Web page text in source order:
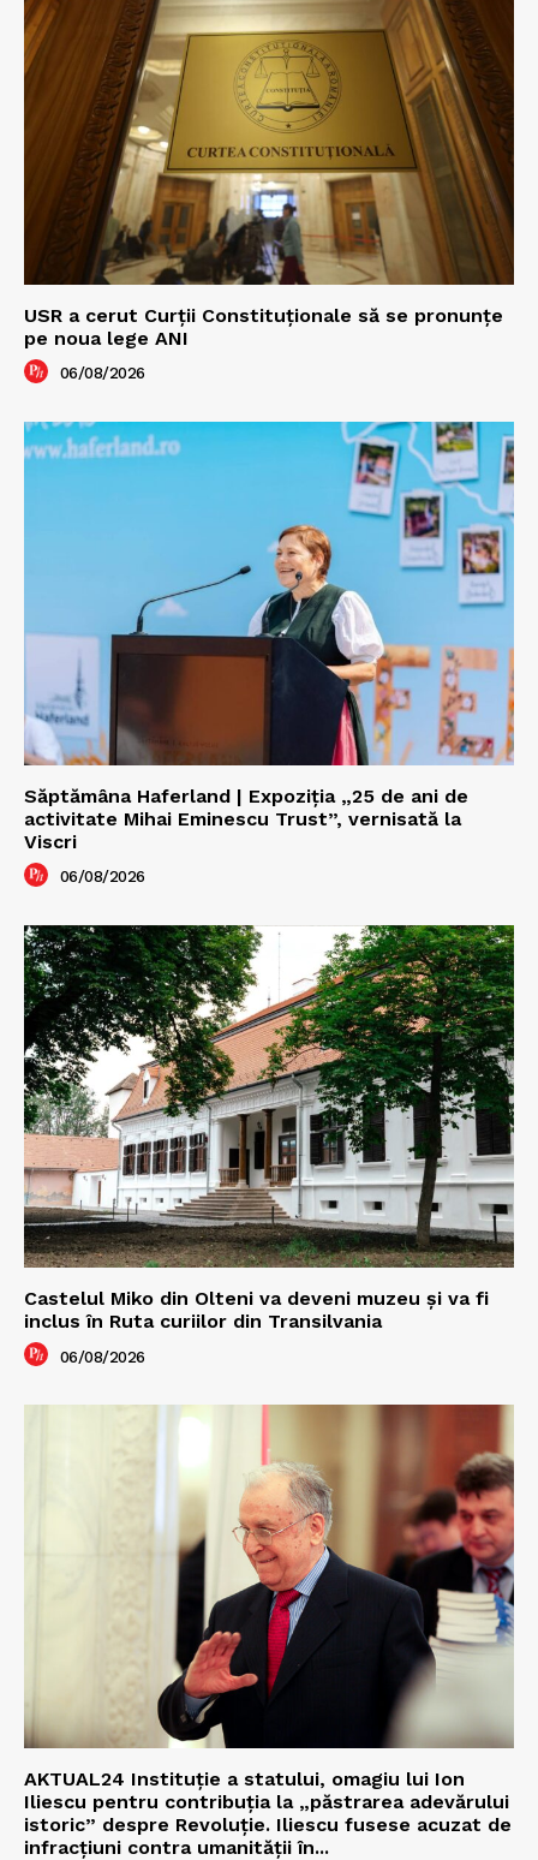
USR a cerut Curții Constituționale să se pronunțe
pe noua lege ANI
06/08/2026
Săptămâna Haferland | Expoziţia „25 de ani de
activitate Mihai Eminescu Trust”, vernisată la
Viscri
06/08/2026
Castelul Miko din Olteni va deveni muzeu şi va fi
inclus în Ruta curiilor din Transilvania
06/08/2026
AKTUAL24 Instituție a statului, omagiu lui Ion
Iliescu pentru contribuția la „păstrarea adevărului
istoric” despre Revoluție. Iliescu fusese acuzat de
infracțiuni contra umanității în...